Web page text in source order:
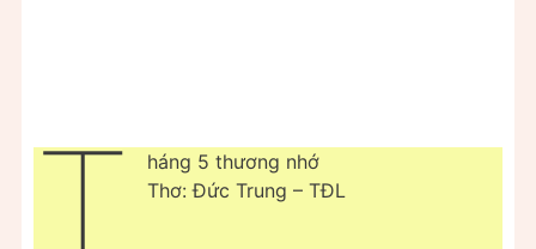
T
háng 5 thương nhớ
Thơ: Đức Trung – TĐL